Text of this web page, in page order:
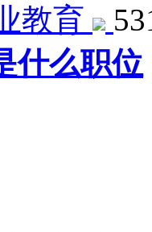
教育
什么职位